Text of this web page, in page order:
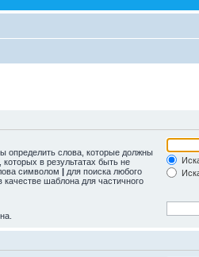
определить слова, которые должны
которых в результатах быть не
символом | для поиска любого
качестве шаблона для частичного